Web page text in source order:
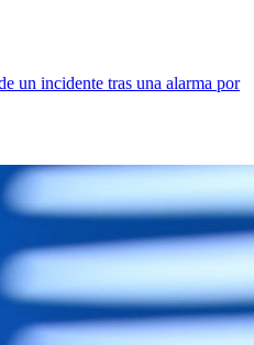
un incidente tras una alarma por